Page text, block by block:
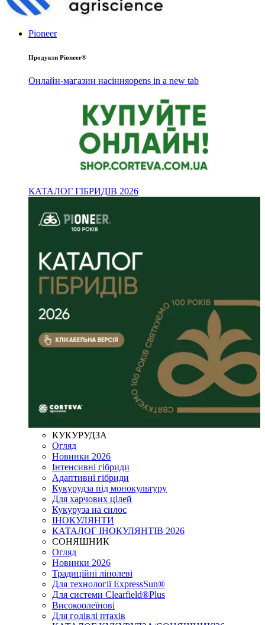
Pioneer
Продукти Pioneer®
Онлайн-магазин насінняopens in a new tab
КАТАЛОГ ГІБРИДІВ 2026
КУКУРУДЗА
Огляд
Новинки 2026
Інтенсивні гібриди
Адаптивні гібриди
Кукурудза під монокультуру
Для харчових цілей
Кукуруза на силос
ІНОКУЛЯНТИ
КАТАЛОГ ІНОКУЛЯНТІВ 2026
СОНЯШНИК
Огляд
Новинки 2026
Традиційні лінолеві
Для технології ExpressSun®
Для системи Clearfield®Plus
Високоолеїнові
Для годівлі птахів